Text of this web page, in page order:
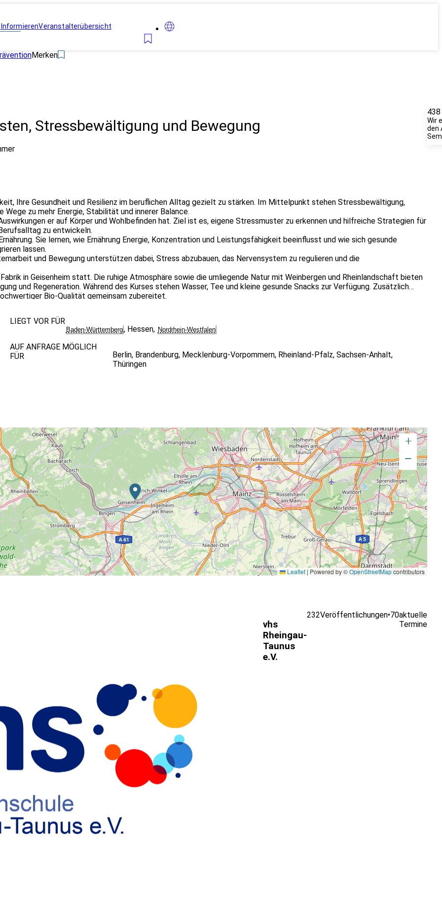
InformierenVeranstalterübersicht
Merken
Stressbewältigung und Bewegung
Ihre Gesundheit und Resilienz im beruflichen Alltag gezielt zu stärken. Im Mittelpunkt stehen Stressbewältigung,
zu mehr Energie, Stabilität und innerer Balance.
er auf Körper und Wohlbefinden hat. Ziel ist es, eigene Stressmuster zu erkennen und hilfreiche Strategien für
zu entwickeln.
Sie lernen, wie Ernährung Energie, Konzentration und Leistungsfähigkeit beeinflusst und wie sich gesunde
lassen.
und Bewegung unterstützen dabei, Stress abzubauen, das Nervensystem zu regulieren und die
in Geisenheim statt. Die ruhige Atmosphäre sowie die umliegende Natur mit Weinbergen und Rheinlandschaft bieten
und Regeneration. Während des Kurses stehen Wasser, Tee und kleine gesunde Snacks zur Verfügung. Zusätzlich
Bio-Qualität gemeinsam zubereitet.
Informationen zur Vorbereitung auf das Basenfasten.
Heilpraktikerin für Psychotherapie, zertifizierte Fastenleiterin und Yoga-Trainerin. Weitere Informationen unter
Gesundheitsförderung und Resilienz. Ihr praxisorientierter Ansatz verbindet psychologisches
Stressregulation und Ernährung – direkt anwendbar im beruflichen Alltag.
LIEGT VOR FÜR
Baden-Württemberg, Hessen, Nordrhein-Westfalen
AUF ANFRAGE MÖGLICH
FÜR
Berlin, Brandenburg, Mecklenburg-Vorpommern, Rheinland-Pfalz, Sachsen-Anhalt,
Thüringen
+
−
Leaflet | Powered by ©OpenStreetMapcontributors
vhs
Rheingau-
Taunus
e.V.
232Veröffentlichungen•70aktuelle
Termine
Wir
den